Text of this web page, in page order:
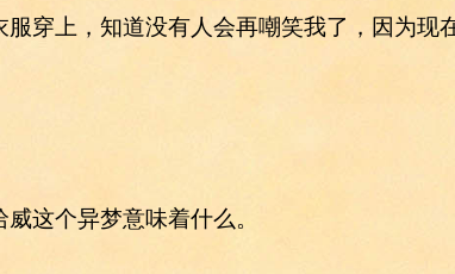
穿上，知道没有人会再嘲笑我了，因为现
这个异梦意味着什么。